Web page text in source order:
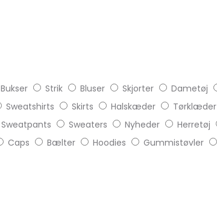
Bukser Strik Bluser Skjorter Dametøj
Sweatshirts Skirts Halskæder Tørklæder
Sweatpants Sweaters Nyheder Herretøj
Caps Bælter Hoodies Gummistøvler